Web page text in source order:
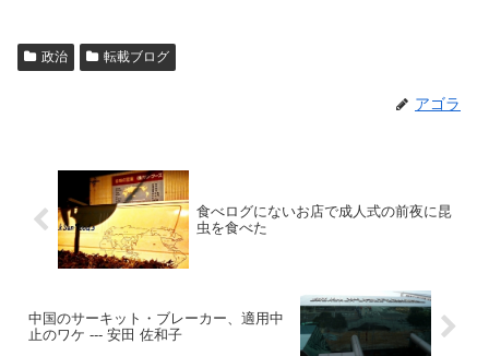
政治 転載ブログ
アゴラ
食べログにないお店で成人式の前夜に昆
虫を食べた
中国のサーキット・ブレーカー、適用中
止のワケ --- 安田 佐和子